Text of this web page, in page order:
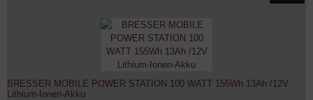
BRESSER MOBILE POWER STATION 100 WATT 155Wh 13Ah /12V
Lithium-Ionen-Akku